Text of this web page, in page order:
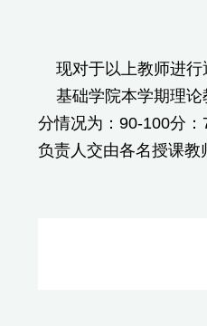
现对于以上教师进行
基础学院本学期理论
分情况为：90-100分
负责人交由各名授课教